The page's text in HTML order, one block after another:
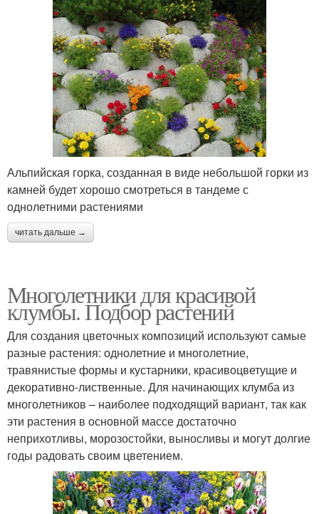
Альпийская горка, созданная в виде небольшой горки из
камней будет хорошо смотреться в тандеме с
однолетними растениями
читать дальше →
Многолетники для красивой
клумбы. Подбор растений
Для создания цветочных композиций используют самые
разные растения: однолетние и многолетние,
травянистые формы и кустарники, красивоцветущие и
декоративно-лиственные. Для начинающих клумба из
многолетников – наиболее подходящий вариант, так как
эти растения в основной массе достаточно
неприхотливы, морозостойки, выносливы и могут долгие
годы радовать своим цветением.